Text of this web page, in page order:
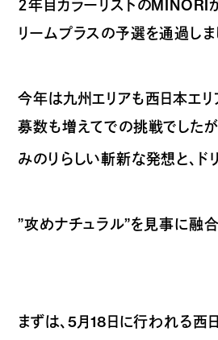
２年目カラーリストのMINORI
リームプラスの予選を通過しま
今年は九州エリアも西日本エリ
募数も増えてでの挑戦でしたが
みのりらしい斬新な発想と、ド
”攻めナチュラル”を見事に融
まずは、5月18日に行われる西